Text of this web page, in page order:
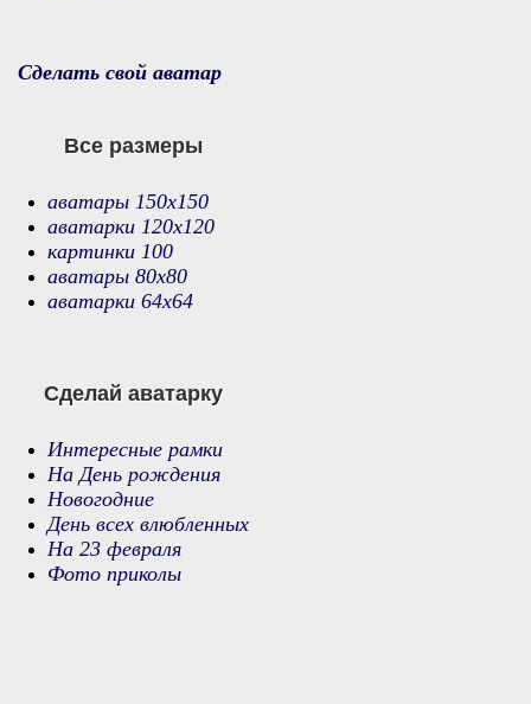
Сделать свой аватар
Все размеры
аватары 150х150
аватарки 120х120
картинки 100
аватары 80х80
аватарки 64х64
Сделай аватарку
Интересные рамки
На День рождения
Новогодние
День всех влюбленных
На 23 февраля
Фото приколы